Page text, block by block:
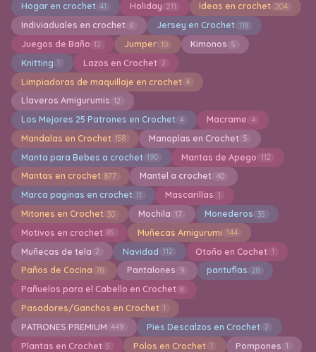
Hogar en crochet 41 Holiday 211 Ideas en crochet 204
Indiviaduales en crochet 6 Jersey en Crochet 118
Juegos de Baño 12 Jumper 10 Kimonos 5
Knitting 1 Lazos en Crochet 2
Limpiadoras de maquillaje en crochet 4
Llaveros Amigurumis 12
Los Mejores 25 Patrones en Crochet 4 Macrame 4
Mandalas en Crochet 158 Manoplas en Crochet 5
Manta para Bebes a crochet 190 Mantas de Apego 112
Mantas en crochet 877 Mantel a crochet 40
Marca paginas en crochet 11 Mascarillas 1
Mitones en Crochet 30 Mochila 17 Monederos 35
Motivos en crochet 85 Muñecas Amigurumi 144
Muñecas de tela 2 Navidad 112 Otoño en Cochet 1
Paños de Cocina 78 Pantalones 9 pantuflas 28
Pañuelos para el Cabello en Crochet 8
Pasadores/Ganchos en Crochet 1
PATRONES PREMIUM 449 Pies Descalzos en Crochet 2
Plantas en Crochet 5 Polos en Crochet 1 Pompones 1